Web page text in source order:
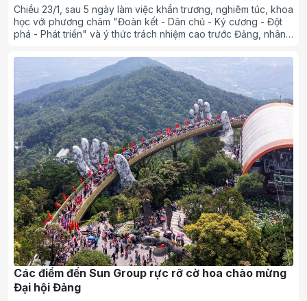
Chiều 23/1, sau 5 ngày làm việc khẩn trương, nghiêm túc, khoa
học với phương châm "Đoàn kết - Dân chủ - Kỷ cương - Đột
phá - Phát triển" và ý thức trách nhiệm cao trước Đảng, nhân
Đảng đã thành công rất tốt đẹp. Tổng Bí thư Tô Lâm đã có bài
diễn văn bế mạc đại hội. Tạp chí điện tử Hòa nhập trân trọng
giới thiệu toàn văn bài diễn văn của đồng chí Tổng Bí thư.
Các điểm đến Sun Group rực rỡ cờ hoa chào mừng
Đại hội Đảng